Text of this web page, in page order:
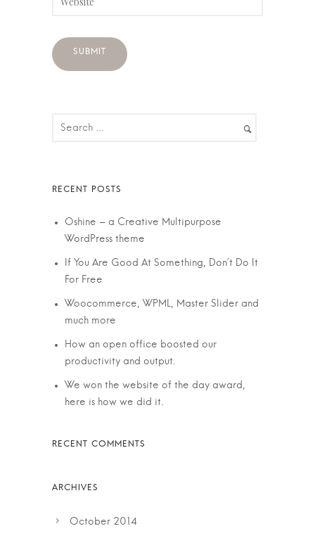
Oshine – a Creative Multipurpose
WordPress theme
If You Are Good At Something, Don’t Do It
For Free
Woocommerce, WPML, Master Slider and
much more
How an open office boosted our
productivity and output.
We won the website of the day award,
here is how we did it.
October 2014